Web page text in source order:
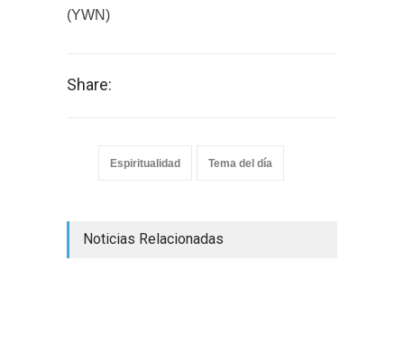
(YWN)
Share:
Espiritualidad Tema del día
Noticias Relacionadas